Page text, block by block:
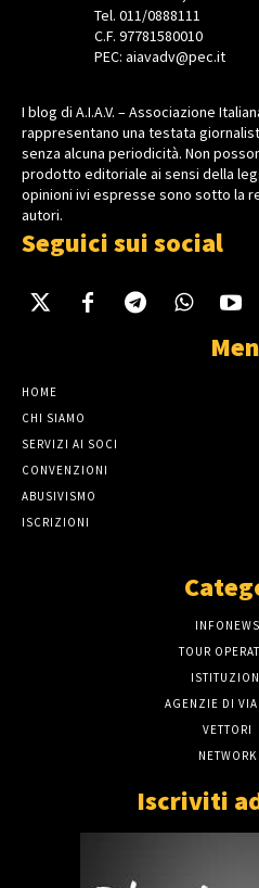
Tel. 011/0888111
C.F. 97781580010
PEC: aiavadv@pec.it
I blog di A.I.A.V. – Associazione
rappresentano una testata
senza alcuna periodicità. Non
prodotto editoriale ai sensi della
opinioni ivi espresse sono sotto la
autori.
Seguici sui social
HOME
CHI SIAMO
SERVIZI AI SOCI
CONVENZIONI
ABUSIVISMO
ISCRIZIONI
INFONEWS
TOUR
AGENZIE DI
VETTORI
NETWORK
Iscriviti